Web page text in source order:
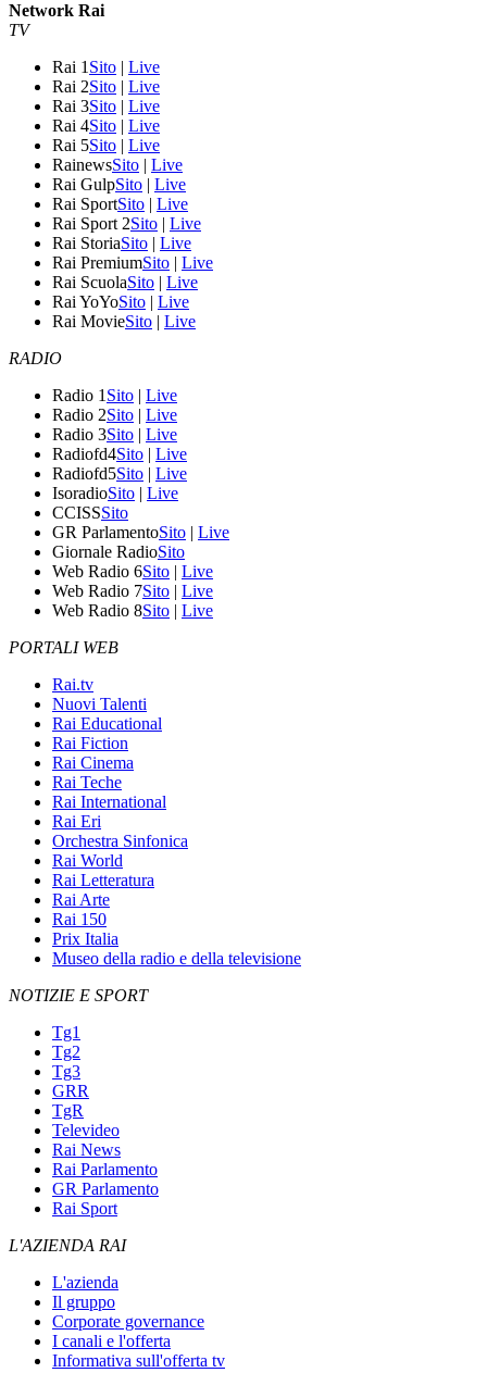
Network Rai
TV
Rai 1 Sito | Live
Rai 2Sito | Live
Rai 3Sito | Live
Rai 4Sito | Live
Rai 5Sito | Live
RainewsSito | Live
Rai GulpSito | Live
Rai SportSito | Live
Rai Sport 2Sito | Live
Rai StoriaSito | Live
Rai PremiumSito | Live
Rai ScuolaSito | Live
Rai YoYoSito | Live
Rai MovieSito | Live
RADIO
Radio 1 Sito | Live
Radio 2Sito | Live
Radio 3Sito | Live
Radiofd4Sito | Live
Radiofd5Sito | Live
IsoradioSito | Live
CCISSSito
GR ParlamentoSito | Live
Giornale RadioSito
Web Radio 6Sito | Live
Web Radio 7Sito | Live
Web Radio 8Sito | Live
PORTALI WEB
Rai.tv
Nuovi Talenti
Rai Educational
Rai Fiction
Rai Cinema
Rai Teche
Rai International
Rai Eri
Orchestra Sinfonica
Rai World
Rai Letteratura
Rai Arte
Rai 150
Prix Italia
Museo della radio e della televisione
NOTIZIE E SPORT
Tg1
Tg2
Tg3
GRR
TgR
Televideo
Rai News
Rai Parlamento
GR Parlamento
Rai Sport
L'AZIENDA RAI
L'azienda
Il gruppo
Corporate governance
I canali e l'offerta
Informativa sull'offerta tv